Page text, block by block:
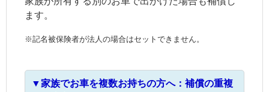
ます。
※記名被保険者が法人の場合はセットできません。
▼家族でお車を複数お持ちの方へ：補償の重複